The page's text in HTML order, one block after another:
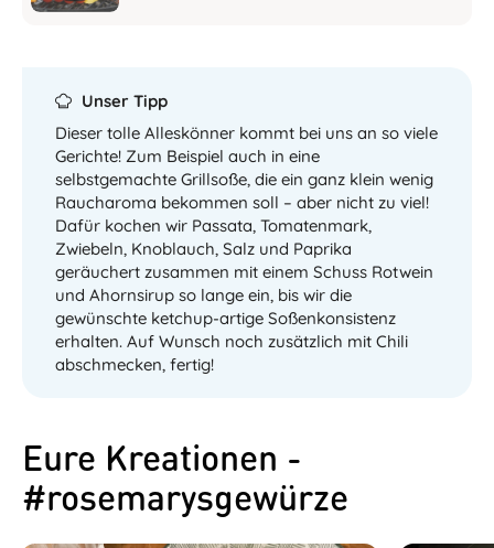
Unser Tipp
Dieser tolle Alleskönner kommt bei uns an so viele
Gerichte! Zum Beispiel auch in eine
selbstgemachte Grillsoße, die ein ganz klein wenig
Raucharoma bekommen soll – aber nicht zu viel!
Dafür kochen wir Passata, Tomatenmark,
Zwiebeln, Knoblauch, Salz und Paprika
geräuchert zusammen mit einem Schuss Rotwein
und Ahornsirup so lange ein, bis wir die
gewünschte ketchup-artige Soßenkonsistenz
erhalten. Auf Wunsch noch zusätzlich mit Chili
abschmecken, fertig!
Eure Kreationen -
#rosemarysgewürze